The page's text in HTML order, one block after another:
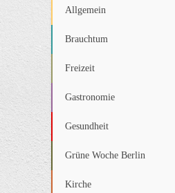
Allgemein
Brauchtum
Freizeit
Gastronomie
Gesundheit
Grüne Woche Berlin
Kirche